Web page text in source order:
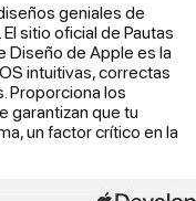
geniales de
sitio oficial de Pautas
Diseño de Apple es la
intuitivas, correctas
Proporciona los
garantizan que tu
un factor crítico en la